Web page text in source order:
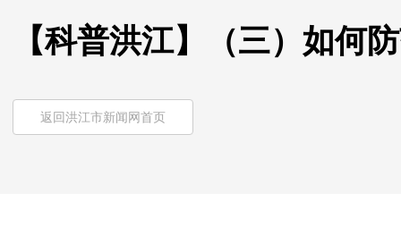
【科普洪江】（三）如何
返回洪江市新闻网首页